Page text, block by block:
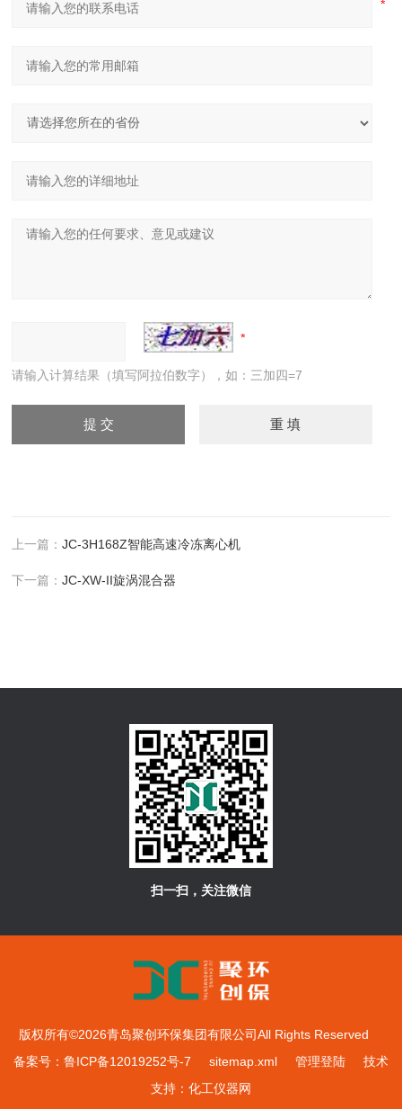
请输入计算结果（填写阿拉伯数字），如：三加四=7
上一篇：JC-3H168Z智能高速冷冻离心机
下一篇：JC-XW-II旋涡混合器
扫一扫，关注微信
版权所有©2026青岛聚创环保集团有限公司All Rights Reserved
备案号：鲁ICP备12019252号-7
sitemap.xml 管理登陆技术
支持： 化工仪器网